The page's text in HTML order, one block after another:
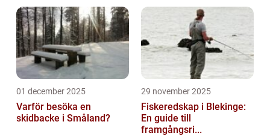
01 december 2025
Varför besöka en
skidbacke i Småland?
29 november 2025
Fiskeredskap i Blekinge:
En guide till
framgångsri...